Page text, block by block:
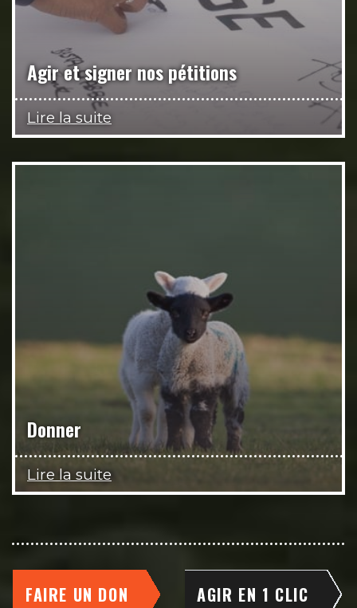
Agir et signer nos pétitions
Lire la suite
Donner
Lire la suite
FAIRE UN DON AGIR EN 1 CLIC